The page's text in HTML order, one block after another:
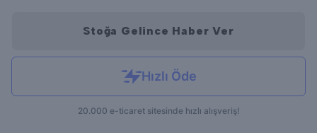
Stoğa Gelince Haber Ver